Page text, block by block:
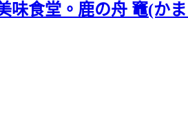
味食堂。鹿の舟 竈(か